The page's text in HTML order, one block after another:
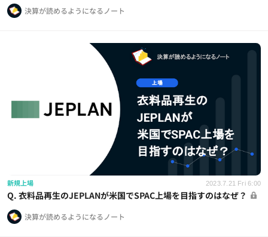
決算が読めるようになるノート
新規上場 2023.7.21 Fri 6:00
Q. 衣料品再生のJEPLANが米国でSPAC上場を目指すのはなぜ？
決算が読めるようになるノート